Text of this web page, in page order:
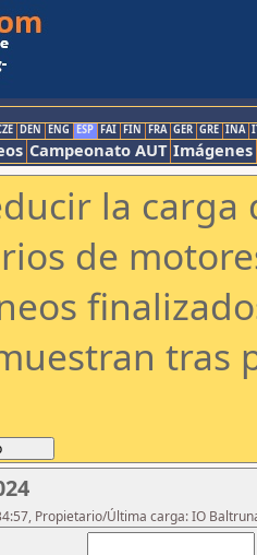
DEN ENG ESP FAI FIN FRA GER GRE INA
Campeonato AUT Imágenes
la
de
tras
Propietario/Última carga: IO